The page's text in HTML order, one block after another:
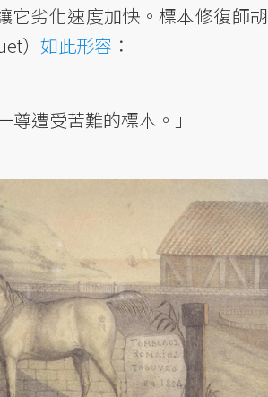
它劣化速度加快。標本修復師胡
） 如此形容 ：
尊遭受苦難的標本。」